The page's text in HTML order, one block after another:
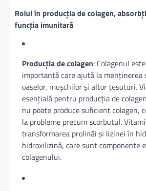
Rolul în producția de colagen,
funcția imunitară
Producția de colagen: Colagenul
importantă care ajută la
oaselor, mușchilor și altor țesuturi.
esențială pentru producția de
nu poate produce suficient colagen,
la probleme precum scorbutul.
transformarea prolinăi și lizinei în
hidroxilizină, care sunt componente
colagenului.